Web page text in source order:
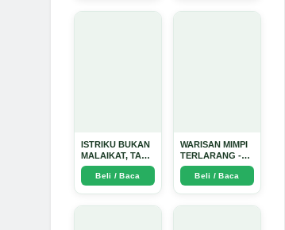
ISTRIKU BUKAN
MALAIKAT, TAPI
AKU JUGA
TIDAK SUCI -
Beli / Baca
WARISAN MIMPI
TERLARANG -
Arda Dinata
Beli / Baca